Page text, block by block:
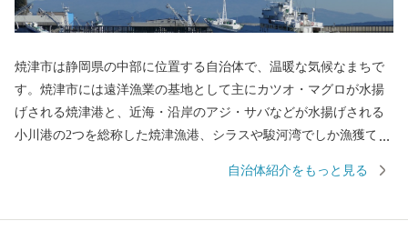
焼津市は静岡県の中部に位置する自治体で、温暖な気候なまちで
す。焼津市には遠洋漁業の基地として主にカツオ・マグロが水揚
げされる焼津港と、近海・沿岸のアジ・サバなどが水揚げされる
小川港の2つを総称した焼津漁港、シラスや駿河湾でしか漁獲でき
焼津では水産加工業も全国屈指の生産地となっており、カツオ節
自治体紹介をもっと見る